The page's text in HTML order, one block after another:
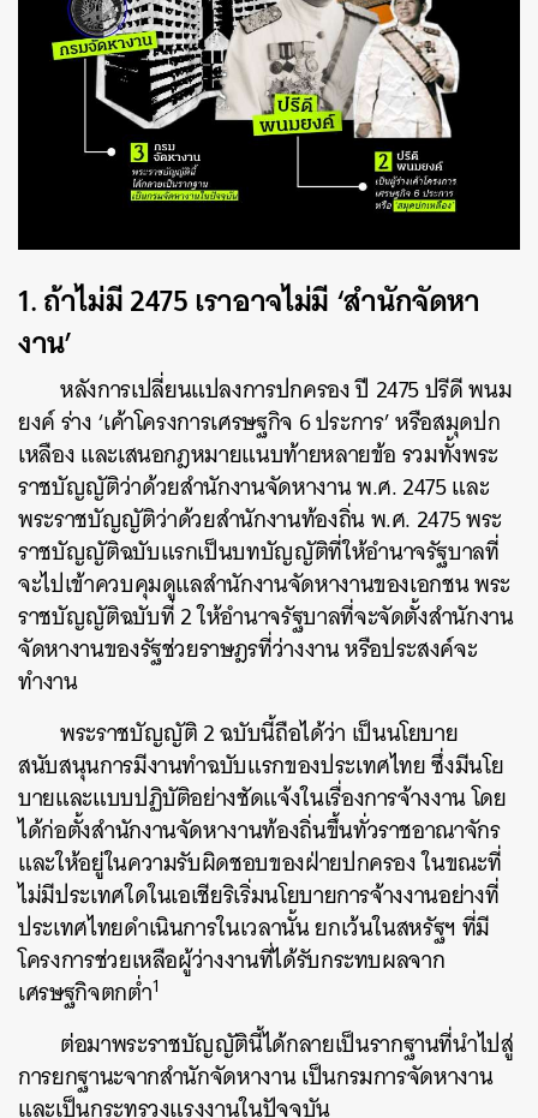
1. ถ้าไม่มี 2475 เราอาจไม่มี ‘สำนักจัดหา
งาน’
หลังการเปลี่ยนแปลงการปกครอง ปี 2475 ปรีดี พนม
ยงค์ ร่าง ‘เค้าโครงการเศรษฐกิจ 6 ประการ’ หรือสมุดปก
เหลือง และเสนอกฎหมายแนบท้ายหลายข้อ รวมทั้งพระ
ราชบัญญัติว่าด้วยสำนักงานจัดหางาน พ.ศ. 2475 และ
พระราชบัญญัติว่าด้วยสำนักงานท้องถิ่น พ.ศ. 2475 พระ
ราชบัญญัติฉบับแรกเป็นบทบัญญัติที่ให้อำนาจรัฐบาลที่
จะไปเข้าควบคุมดูแลสำนักงานจัดหางานของเอกชน พระ
ราชบัญญัติฉบับที่ 2 ให้อำนาจรัฐบาลที่จะจัดตั้งสำนักงาน
จัดหางานของรัฐช่วยราษฎรที่ว่างงาน หรือประสงค์จะ
ทำงาน
พระราชบัญญัติ 2 ฉบับนี้ถือได้ว่า เป็นนโยบาย
สนับสนุนการมีงานทำฉบับแรกของประเทศไทย ซึ่งมีนโย
บายและแบบปฏิบัติอย่างชัดแจ้งในเรื่องการจ้างงาน โดย
ได้ก่อตั้งสำนักงานจัดหางานท้องถิ่นขึ้นทั่วราชอาณาจักร
และให้อยู่ในความรับผิดชอบของฝ่ายปกครอง ในขณะที่
ไม่มีประเทศใดในเอเชียริเริ่มนโยบายการจ้างงานอย่างที่
ประเทศไทยดำเนินการในเวลานั้น ยกเว้นในสหรัฐฯ ที่มี
โครงการช่วยเหลือผู้ว่างงานที่ได้รับกระทบผลจาก
เศรษฐกิจตกต่ำ1
ต่อมาพระราชบัญญัตินี้ได้กลายเป็นรากฐานที่นำไปสู่
การยกฐานะจากสำนักจัดหางาน เป็นกรมการจัดหางาน
และเป็นกระทรวงแรงงานในปัจจุบัน